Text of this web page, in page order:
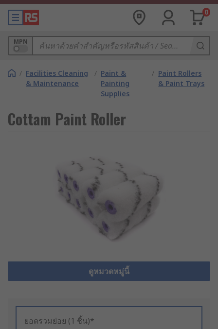
0
MPN
/ Facilities Cleaning
& Maintenance
/ Paint &
Painting
Supplies
/ Paint Rollers
& Paint Trays
Cottam Paint Roller
ดูหมวดหมู่นี้
ยอดรวมย่อย (1 ชิ้น)*